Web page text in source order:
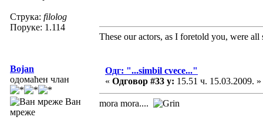
Струка: filolog
Поруке: 1.114
These our actors, as I foretold you, were
Bojan
одомаћен члан
Ван
мреже
Одг: "...simbil cvece..."
« Одговор #33 у: 15.51 ч. 15.03.2009. »
mora mora....